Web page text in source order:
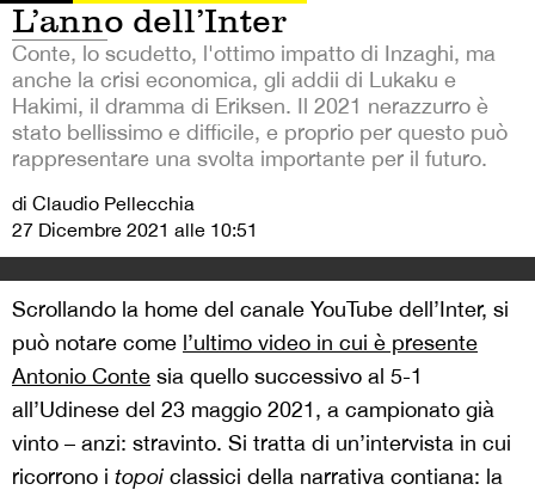
L’anno dell’Inter
Conte, lo scudetto, l'ottimo impatto di Inzaghi, ma
anche la crisi economica, gli addii di Lukaku e
Hakimi, il dramma di Eriksen. Il 2021 nerazzurro è
stato bellissimo e difficile, e proprio per questo può
rappresentare una svolta importante per il futuro.
di Claudio Pellecchia
27 Dicembre 2021 alle 10:51
Scrollando la home del canale YouTube dell’Inter, si
può notare come l’ultimo video in cui è presente
Antonio Conte sia quello successivo al 5-1
all’Udinese del 23 maggio 2021, a campionato già
vinto – anzi: stravinto. Si tratta di un’intervista in cui
ricorrono i topoi classici della narrativa contiana: la